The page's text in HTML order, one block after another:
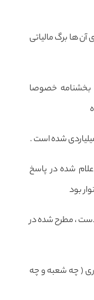
آن ها برگ مالیاتی
بخشنامه خصوصا
شده است .
شده در پاسخ
بود
دست ، مطرح شده در
( چه شعبه و چه